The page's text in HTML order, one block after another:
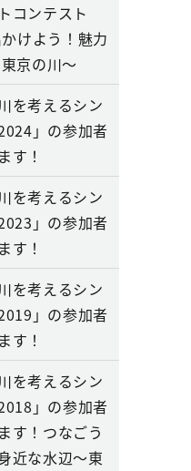
コンテスト
けよう！魅力
京の川～
を考えるシン
」の参加者
す！
を考えるシン
」の参加者
す！
を考えるシン
」の参加者
す！
を考えるシン
」の参加者
す！つなごう
近な水辺～東